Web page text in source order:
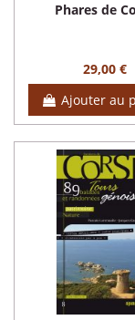
Phares de
29,00 €
Ajouter au